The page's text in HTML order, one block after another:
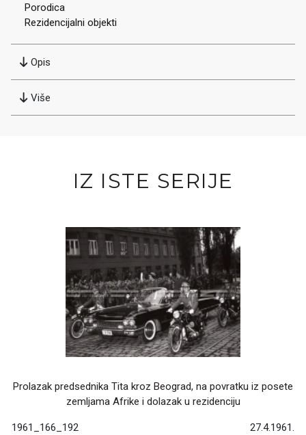
Porodica
Rezidencijalni objekti
Opis
Više
IZ ISTE SERIJE
Prolazak predsednika Tita kroz Beograd, na povratku iz posete
zemljama Afrike i dolazak u rezidenciju
1961_166_192 27.4.1961.